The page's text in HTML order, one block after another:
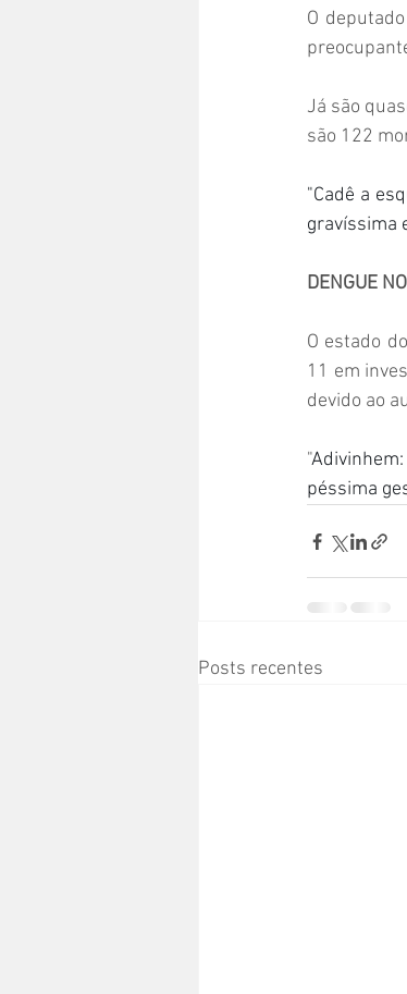
O
Já são
são 122
"Cadê a
gravíssima
DENGUE
O estado
11 em
devido ao
"
péssima
Posts recentes